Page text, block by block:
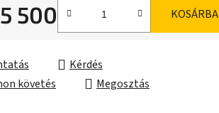
500 KOSÁRBA
Kérdés
követés
Megosztás